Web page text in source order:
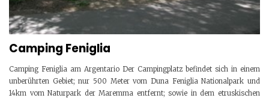
Camping Feniglia
Camping Feniglia am Argentario Der Campingplatz befindet sich in einem
unberührten Gebiet; nur 500 Meter vom Duna Feniglia Nationalpark und
14km vom Naturpark der Maremma entfernt; sowie in dem etruskischen